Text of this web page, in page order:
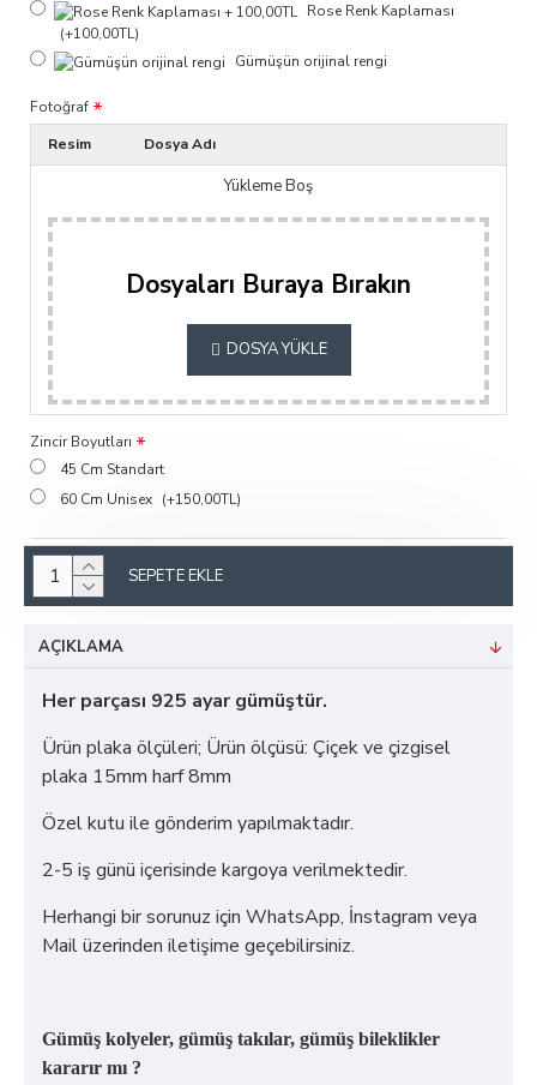
Rose Renk Kaplaması
(+100,00TL)
Gümüşün orijinal rengi
Fotoğraf
Resim
Dosya Adı
Yükleme Boş
Dosyaları Buraya Bırakın
DOSYA YÜKLE
Zincir Boyutları
45 Cm Standart
60 Cm Unisex (+150,00TL)
SEPETE EKLE
AÇIKLAMA
Her parçası 925 ayar gümüştür.
Ürün plaka ölçüleri; Ürün ölçüsü: Çiçek ve çizgisel
plaka 15mm harf 8mm
Özel kutu ile gönderim yapılmaktadır.
2-5 iş günü içerisinde kargoya verilmektedir.
Herhangi bir sorunuz için WhatsApp, İnstagram veya
Mail üzerinden iletişime geçebilirsiniz.
Gümüş kolyeler, gümüş takılar, gümüş bileklikler
kararır mı ?